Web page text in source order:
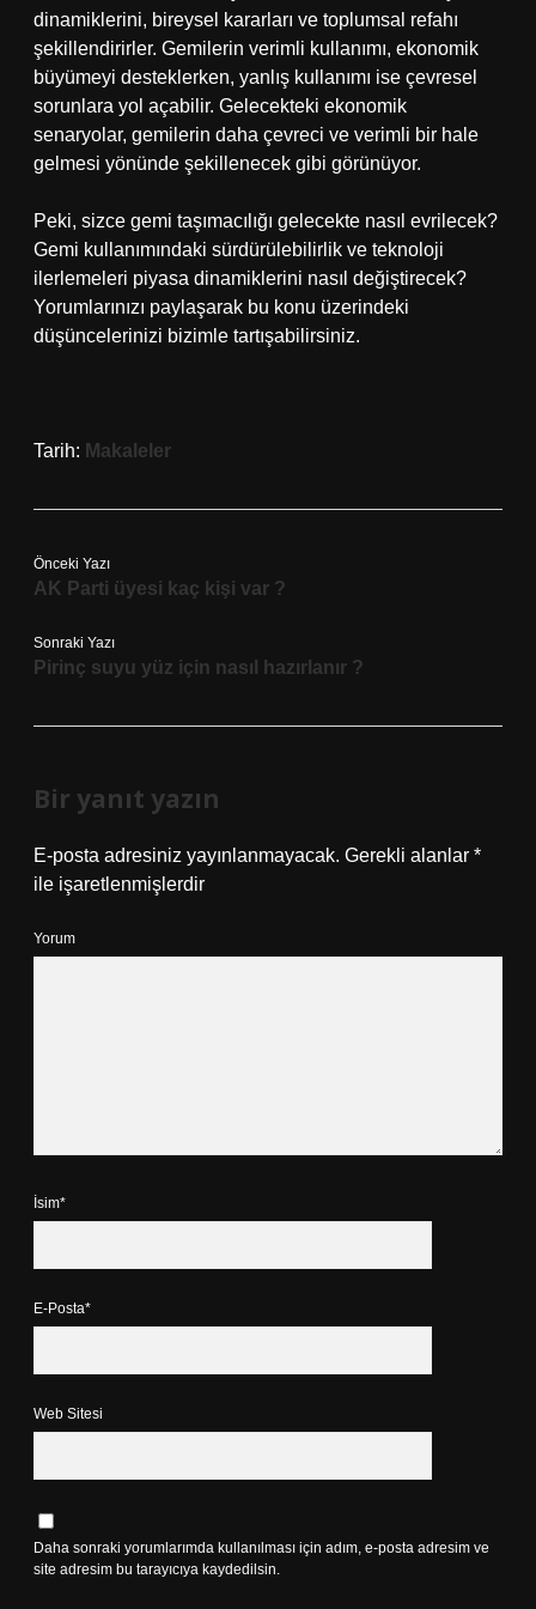
dinamiklerini, bireysel kararları ve toplumsal refahı
şekillendirirler. Gemilerin verimli kullanımı, ekonomik
büyümeyi desteklerken, yanlış kullanımı ise çevresel
sorunlara yol açabilir. Gelecekteki ekonomik
senaryolar, gemilerin daha çevreci ve verimli bir hale
gelmesi yönünde şekillenecek gibi görünüyor.
Peki, sizce gemi taşımacılığı gelecekte nasıl evrilecek?
Gemi kullanımındaki sürdürülebilirlik ve teknoloji
ilerlemeleri piyasa dinamiklerini nasıl değiştirecek?
Yorumlarınızı paylaşarak bu konu üzerindeki
düşüncelerinizi bizimle tartışabilirsiniz.
Tarih: Makaleler
Önceki Yazı
AK Parti üyesi kaç kişi var ?
Sonraki Yazı
Pirinç suyu yüz için nasıl hazırlanır ?
Bir yanıt yazın
E-posta adresiniz yayınlanmayacak. Gerekli alanlar *
ile işaretlenmişlerdir
Yorum
İsim*
E-Posta*
Web Sitesi
Daha sonraki yorumlarımda kullanılması için adım, e-posta adresim ve
site adresim bu tarayıcıya kaydedilsin.